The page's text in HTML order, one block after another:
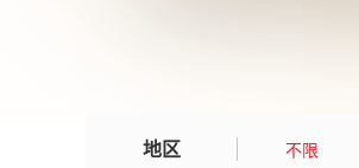
地区 不限